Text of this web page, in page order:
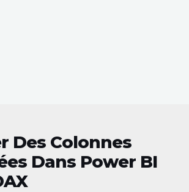
Des Colonnes
Dans Power BI